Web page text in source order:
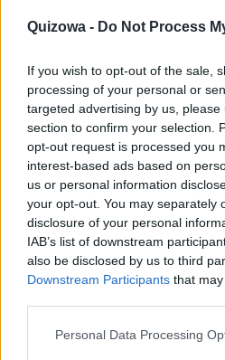
Quizowa - Do Not Process
If you wish to opt-out of the sale,
processing of your personal or
targeted advertising by us,
section to confirm your selection.
opt-out request is processed you
interest-based ads based on
us or personal information
your opt-out. You may separately
disclosure of your personal
IAB’s list of downstream
also be disclosed by us to third
Downstream Participants that
Personal Data Processing
Polityka
Czy rozpoznasz
oczach?
Polityka
Czy rozpoznasz